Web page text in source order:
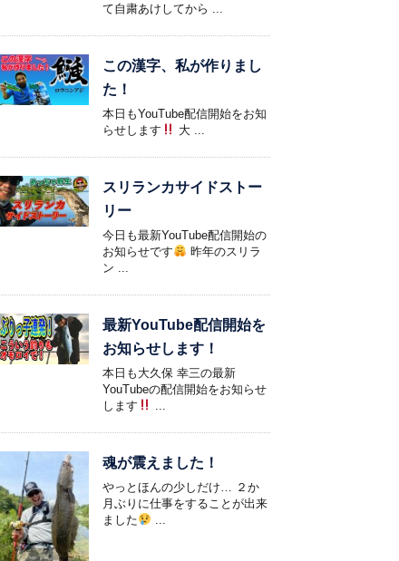
て自粛あけしてから ...
この漢字、私が作りまし
た！
本日もYouTube配信開始をお知
らせします
大 ...
スリランカサイドストー
リー
今日も最新YouTube配信開始の
お知らせです
昨年のスリラ
ン ...
最新YouTube配信開始を
お知らせします！
本日も大久保 幸三の最新
YouTubeの配信開始をお知らせ
します
...
魂が震えました！
やっとほんの少しだけ… ２か
月ぶりに仕事をすることが出来
ました
...